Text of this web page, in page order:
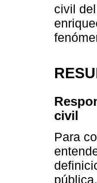
civil
civil
Para